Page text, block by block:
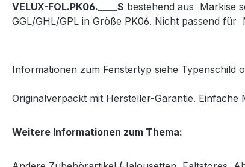
VELUX-FOL.PK06.____S bestehend aus Markise
GGL/GHL/GPL in Größe PK06. Nicht passend
Informationen zum Fenstertyp siehe Typenschild
Originalverpackt mit Hersteller-Garantie.
Weitere Informationen zum Thema: